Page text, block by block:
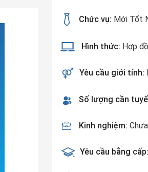
Chức vụ: Mới Tốt
Hình thức: Hợp
Yêu cầu giới tính:
Số lượng cần
Kinh nghiệm:
Yêu cầu bằng cấp: